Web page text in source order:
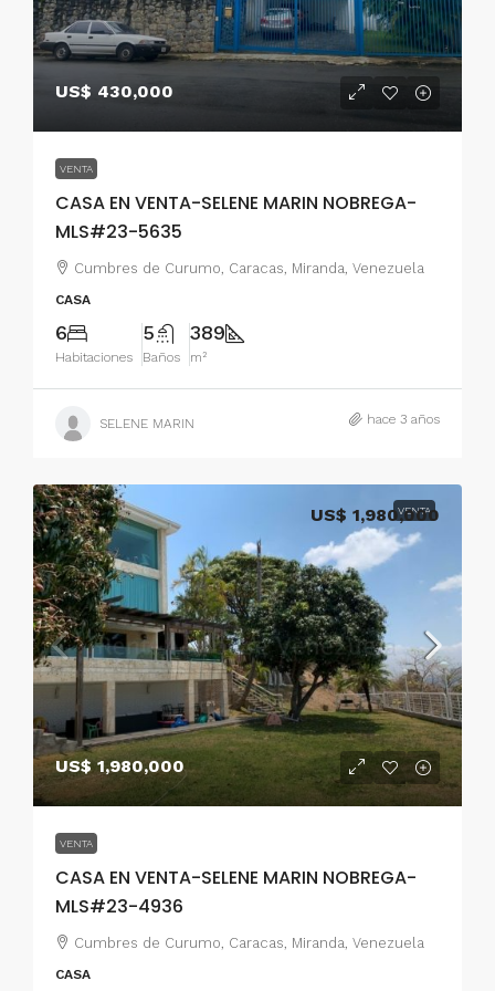
US$ 430,000
VENTA
CASA EN VENTA-SELENE MARIN NOBREGA-
MLS#23-5635
Cumbres de Curumo, Caracas, Miranda, Venezuela
CASA
6
Habitaciones
5
Baños
389
m²
SELENE MARIN hace 3 años
VENTA
US$ 1,980,000
VENTA
CASA EN VENTA-SELENE MARIN NOBREGA-
MLS#23-4936
US$ 1,980,000
Cumbres de Curumo, Caracas, Miranda, Venezuela
CASA